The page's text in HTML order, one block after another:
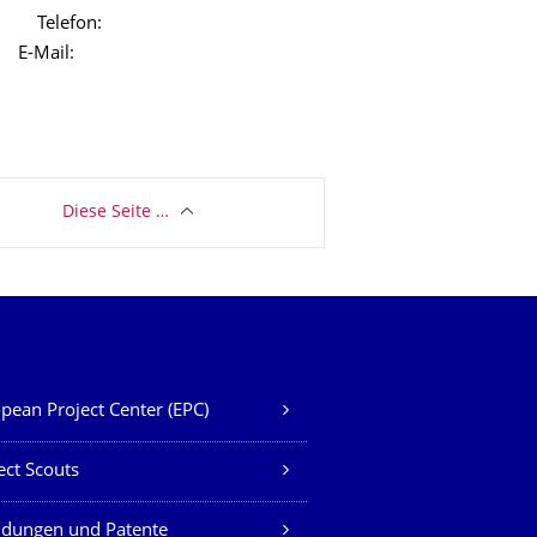
Telefon:
Diese Seite …
Project Center (EPC)
Scouts
und Patente